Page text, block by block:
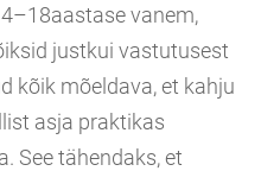
vanem,
justkui vastutusest
kõik mõeldava, et kahju
asja praktikas
See tähendaks, et